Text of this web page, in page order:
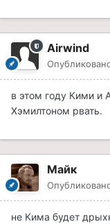
Airwind
в этом году Кими и
Хэмилтоном рвать.
Майк
не Кима будет